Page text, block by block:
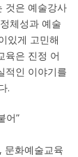
것은 예술강사
체성과 예술
있게 고민해
육은 진정 어
적인 이야기를
.
어”
문화예술교육